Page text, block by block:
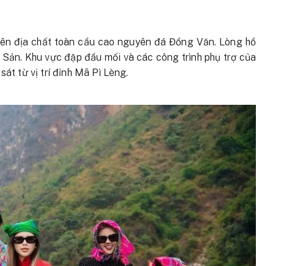
địa chất toàn cầu cao nguyên đá Đồng Văn. Lòng hồ
Khu vực đập đầu mối và các công trình phụ trợ của
từ vị trí đỉnh Mã Pì Lèng.